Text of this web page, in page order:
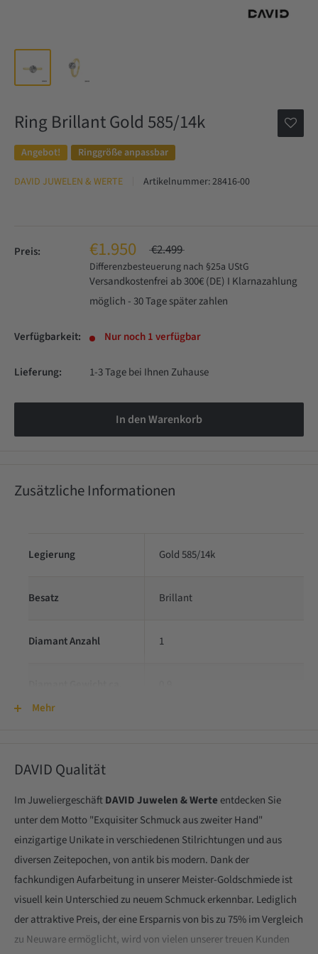
Ring Brillant Gold 585/14k
Angebot! Ringgröße anpassbar
DAVID JUWELEN & WERTE Artikelnummer:28416-00
Preis: €1.950 €2.499
Differenzbesteuerung nach §25a UStG
Versandkostenfrei ab 300€ (DE) I Klarnazahlung
möglich - 30 Tage später zahlen
Verfügbarkeit: Nur noch 1 verfügbar
Lieferung: 1-3 Tage bei Ihnen Zuhause
In den Warenkorb
Zusätzliche Informationen
Legierung Gold 585/14k
Besatz Brillant
Diamant Anzahl 1
Gewicht
Durchmesser 51
Zustand sehr gut
Mehr
DAVID Qualität
Im JuweliergeschäftDAVID Juwelen & Werteentdecken Sie
unter dem Motto "Exquisiter Schmuck aus zweiter Hand"
einzigartige Unikate in verschiedenen Stilrichtungen und aus
diversen Zeitepochen, von antik bis modern. Dank der
fachkundigen Aufarbeitung in unserer Meister-Goldschmiede ist
visuell kein Unterschied zu neuem Schmuck erkennbar. Lediglich
der attraktive Preis, der eine Ersparnis von bis zu 75% im Vergleich
zu Neuware ermöglicht, wird von vielen unserer treuen Kunden